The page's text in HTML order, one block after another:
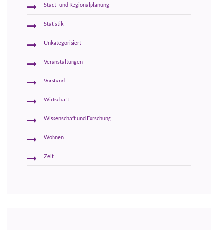
Stadt- und Regionalplanung
Statistik
Unkategorisiert
Veranstaltungen
Vorstand
Wirtschaft
Wissenschaft und Forschung
Wohnen
Zeit